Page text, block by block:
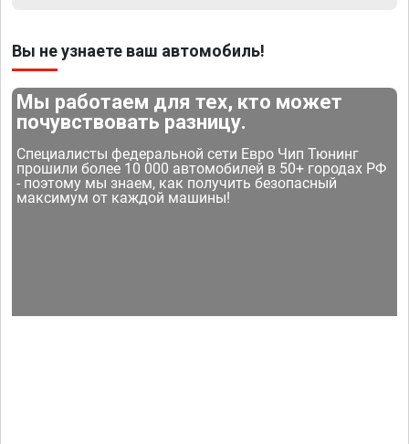
Вы не узнаете ваш автомобиль!
Мы работаем для тех, кто может
почувствовать разницу.
Специалисты федеральной сети Евро Чип Тюнинг
прошили более 10 000 автомобилей в 50+ городах РФ
- поэтому мы знаем, как получить безопасный
максимум от каждой машины!